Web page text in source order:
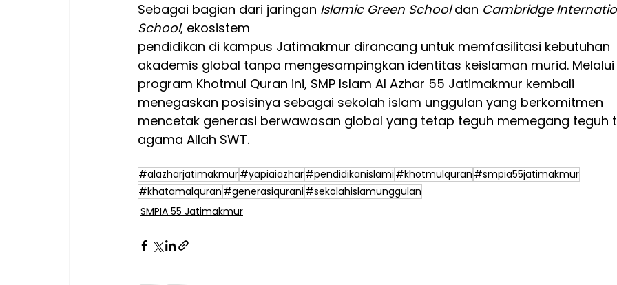
Sebagai bagian dari jaringan Islamic Green School dan Cambridge
School, ekosistem
pendidikan di kampus Jatimakmur dirancang untuk memfasilitasi kebutuhan
akademis global tanpa mengesampingkan identitas keislaman murid. Melalui
program Khotmul Quran ini, SMP Islam Al Azhar 55 Jatimakmur kembali
menegaskan posisinya sebagai sekolah islam unggulan yang berkomitmen
mencetak generasi berwawasan global yang tetap teguh memegang teguh
agama Allah SWT.
#alazharjatimakmur#yapiaiazhar#pendidikanislami #khotmulquran #smpia55jatimakmur
#khatamalquran #generasiqurani #sekolahislamunggulan
SMPIA 55 Jatimakmur